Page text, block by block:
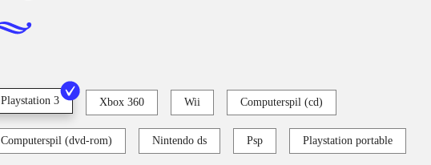
Playstation 3 Xbox 360 Wii Computerspil (cd)
Computerspil (dvd-rom) Nintendo ds Psp Playstation portable